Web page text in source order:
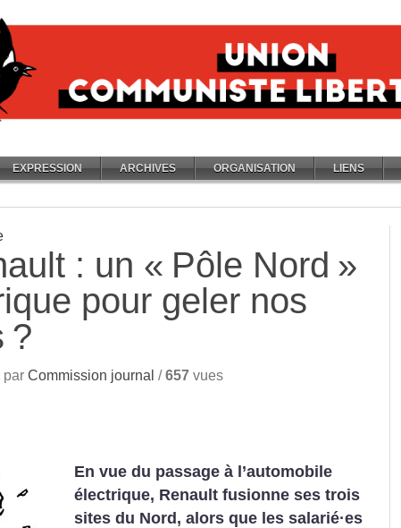
EXPRESSION ARCHIVES ORGANISATION LIENS
: un « Pôle Nord »
pour geler nos
?
par Commission journal /657 vues
En vue du passage à l’automobile
électrique, Renault fusionne ses trois
sites du Nord, alors que les salarié·es